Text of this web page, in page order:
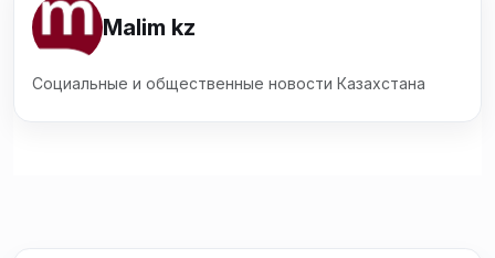
Malim kz
Социальные и общественные новости Казахстана